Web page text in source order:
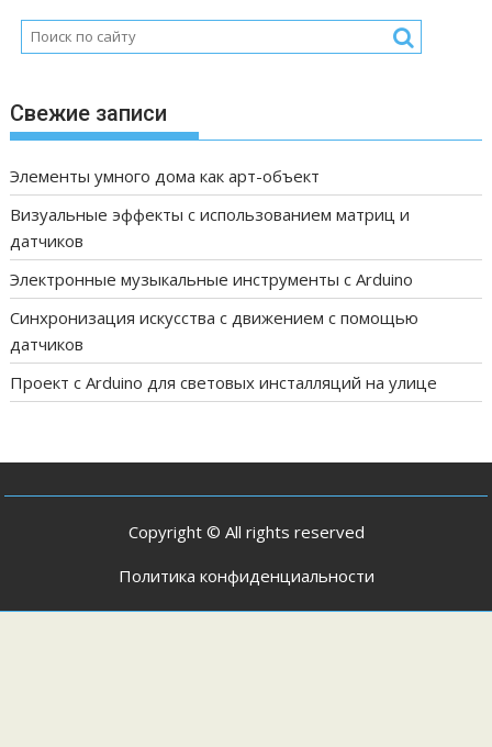
Свежие записи
Элементы умного дома как арт-объект
Визуальные эффекты с использованием матриц и
датчиков
Электронные музыкальные инструменты с Arduino
Синхронизация искусства с движением с помощью
датчиков
Проект с Arduino для световых инсталляций на улице
Copyright © All rights reserved
Политика конфиденциальности